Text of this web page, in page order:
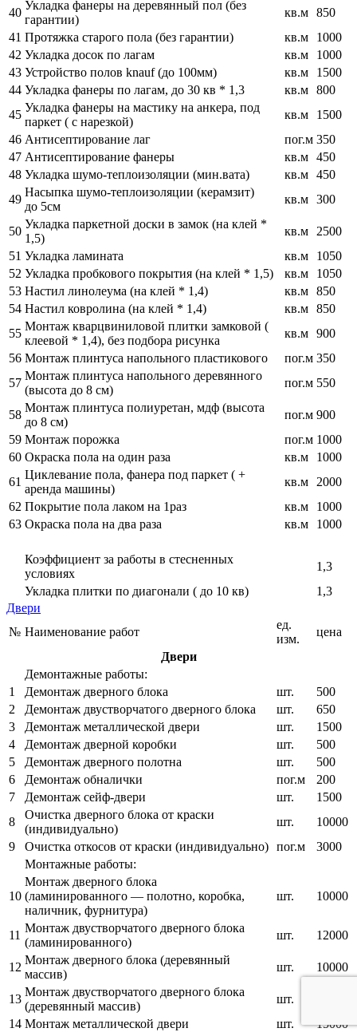
40
Укладка фанеры на деревянный пол (без
гарантии)
кв.м 850
41 Протяжка старого пола (без гарантии) кв.м
1000
42 Укладка досок по лагам кв.м
1000
43 Устройство полов knauf (до 100мм) кв.м
1500
44 Укладка фанеры по лагам, до 30 кв * 1,3 кв.м 800
45
Укладка фанеры на мастику на анкера, под
паркет ( с нарезкой)
кв.м
1500
46 Антисептирование лаг пог.м 350
47 Антисептирование фанеры кв.м 450
48 Укладка шумо-теплоизоляции (мин.вата) кв.м 450
49
Насыпка шумо-теплоизоляции (керамзит)
до 5см
кв.м 300
50
Укладка паркетной доски в замок (на клей *
1,5)
кв.м 2500
51 Укладка ламината кв.м
1050
52 Укладка пробкового покрытия (на клей * 1,5) кв.м
1050
53 Настил линолеума (на клей * 1,4) кв.м 850
54 Настил ковролина (на клей * 1,4) кв.м 850
55
Монтаж кварцвиниловой плитки замковой (
клеевой * 1,4), без подбора рисунка
кв.м 900
56 Монтаж плинтуса напольного пластикового пог.м 350
57
Монтаж плинтуса напольного деревянного
(высота до 8 см)
пог.м 550
58
Монтаж плинтуса полиуретан, мдф (высота
до 8 см)
пог.м 900
59 Монтаж порожка пог.м 1000
60 Окраска пола на один раза кв.м
1000
61
Циклевание пола, фанера под паркет ( +
аренда машины)
кв.м 2000
62 Покрытие пола лаком на 1раз кв.м
1000
63 Окраска пола на два раза кв.м 1000
Коэффициент за работы в стесненных
условиях
1,3
Укладка плитки по диагонали ( до 10 кв)
1,3
Двери
№ Наименование работ
ед.
изм.
цена
Двери
Демонтажные работы:
1
Демонтаж дверного блока шт.
500
2
Демонтаж двустворчатого дверного блока шт.
650
3
Демонтаж металлической двери шт.
1500
4
Демонтаж дверной коробки шт.
500
5
Демонтаж дверного полотна шт.
500
6
Демонтаж обналички пог.м
200
7
Демонтаж сейф-двери шт.
1500
8
Очистка дверного блока от краски
(индивидуально)
шт.
10000
9
Очистка откосов от краски (индивидуально) пог.м
3000
Монтажные работы:
10
Монтаж дверного блока
(ламинированного — полотно, коробка,
наличник, фурнитура)
шт. 10000
11
Монтаж двустворчатого дверного блока
(ламинированного)
шт. 12000
12
Монтаж дверного блока (деревянный
массив)
шт. 10000
13
Монтаж двустворчатого дверного блока
(деревянный массив)
шт.
14 Монтаж металлической двери шт.
15000